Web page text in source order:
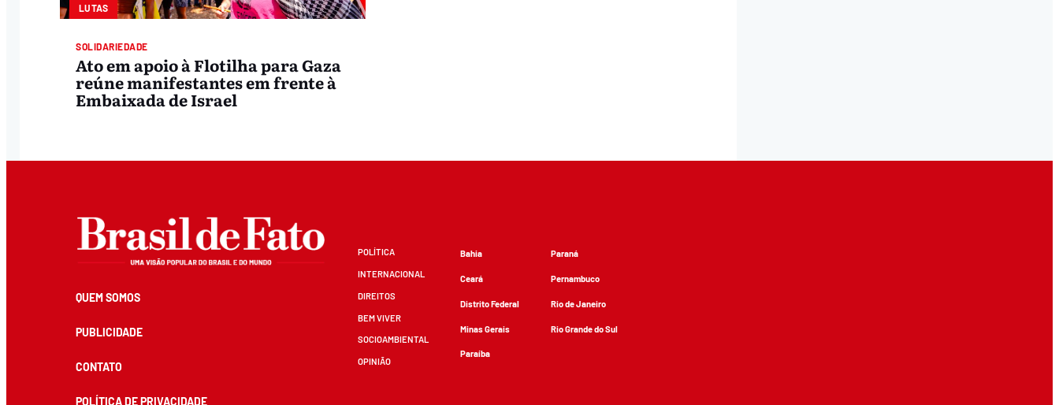
LUTAS
SOLIDARIEDADE
Ato em apoio à Flotilha para Gaza
reúne manifestantes em frente à
Embaixada de Israel
QUEM SOMOS
PUBLICIDADE
CONTATO
POLÍTICA DE PRIVACIDADE
POLÍTICA
INTERNACIONAL
DIREITOS
BEM VIVER
SOCIOAMBIENTAL
OPINIÃO
Bahia
Ceará
Distrito Federal
Minas Gerais
Paraíba
Paraná
Pernambuco
Rio de Janeiro
Rio Grande do Sul